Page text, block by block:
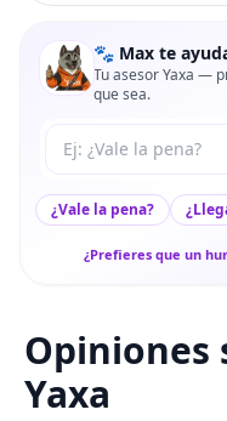
🐾 Max te
Tu asesor Yaxa —
que sea.
Tu pregunta a Max
¿Vale la pena?
¿Prefieres que un
Opiniones
Yaxa